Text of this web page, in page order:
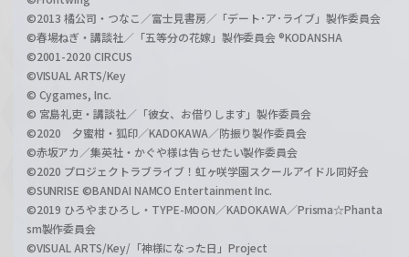
©2013 橘公司・つなこ／富士見書房／「デート･ア･ライブ」製作委員会
©春場ねぎ・講談社／「五等分の花嫁」製作委員会 ®KODANSHA
©2001-2020 CIRCUS
©VISUAL ARTS/Key
© Cygames, Inc.
© 宮島礼吏・講談社／「彼女、お借りします」製作委員会
©2020 夕蜜柑・狐印／KADOKAWA／防振り製作委員会
©赤坂アカ／集英社・かぐや様は告らせたい製作委員会
©2020 プロジェクトラブライブ！虹ヶ咲学園スクールアイドル同好会
©SUNRISE ©BANDAI NAMCO Entertainment Inc.
©2019 ひろやまひろし・TYPE-MOON／KADOKAWA／Prisma☆Phanta
sm製作委員会
©VISUAL ARTS/Key/「神様になった日」Project